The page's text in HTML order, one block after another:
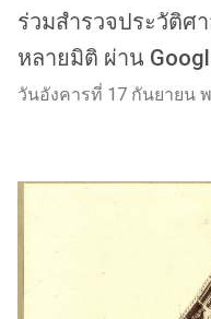
ร่วมสำรวจประวัติศ
หลายมิติ ผ่าน
วันอังคารที่ 17 กันยายน พ